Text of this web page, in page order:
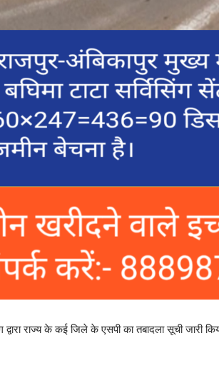
द्वारा राज्य के कई जिले के एसपी का तबादला सूची जारी